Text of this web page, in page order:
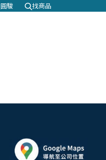
圓駿 找商品